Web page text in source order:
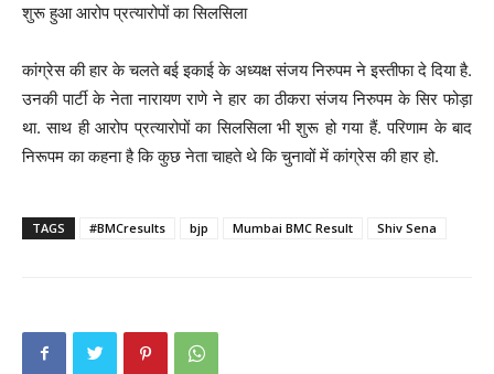
शुरू हुआ आरोप प्रत्यारोपों का सिलसिला
कांग्रेस की हार के चलते बई इकाई के अध्यक्ष संजय निरुपम ने इस्तीफा दे दिया है.
उनकी पार्टी के नेता नारायण राणे ने हार का ठीकरा संजय निरुपम के सिर फोड़ा
था. साथ ही आरोप प्रत्यारोपों का सिलसिला भी शुरू हो गया हैं. परिणाम के बाद
निरूपम का कहना है कि कुछ नेता चाहते थे कि चुनावों में कांग्रेस की हार हो.
TAGS #BMCresults bjp Mumbai BMC Result Shiv Sena